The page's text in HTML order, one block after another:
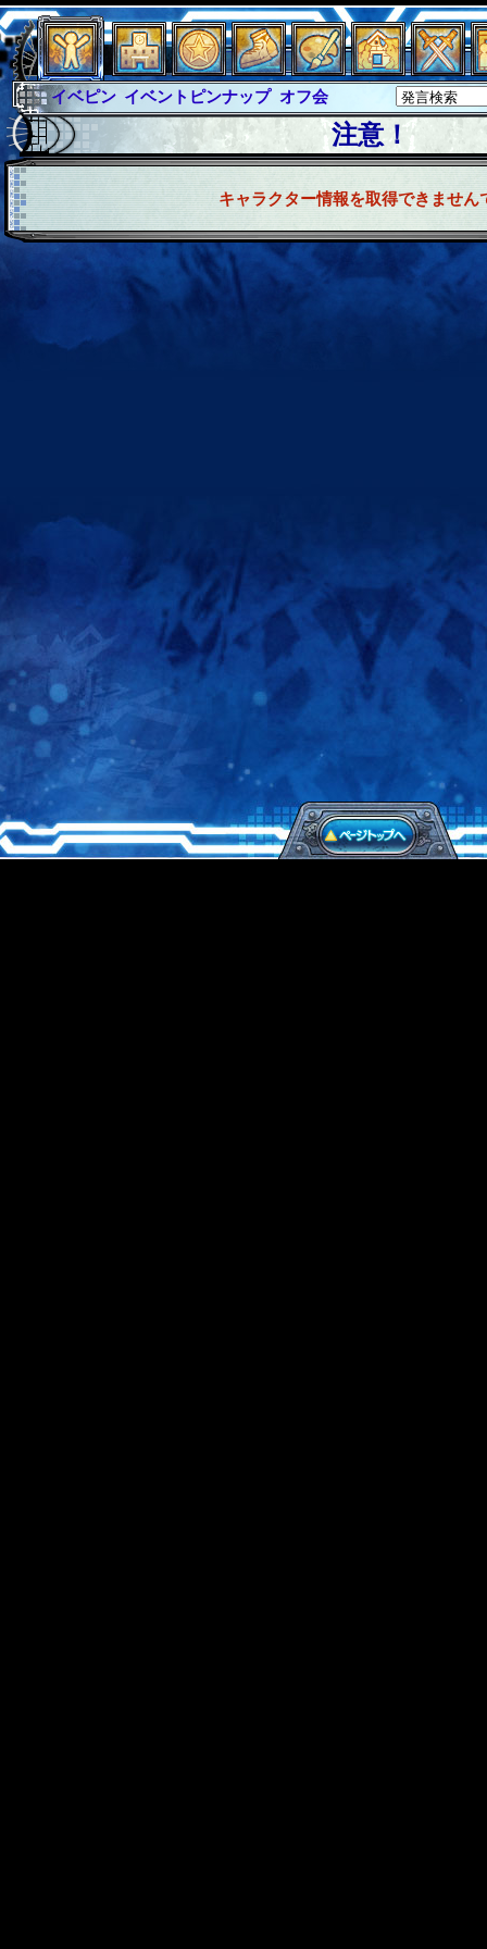
イベピン イベントピンナップ オフ会
グラシャ
グラシャ・ラボラス
グローバルジャスティス サイキックハーツ
サイキックハーツ大戦 シュラウド ソロモン
ファイナル アブソーバー
注意！
キャラクター情報を取得できません